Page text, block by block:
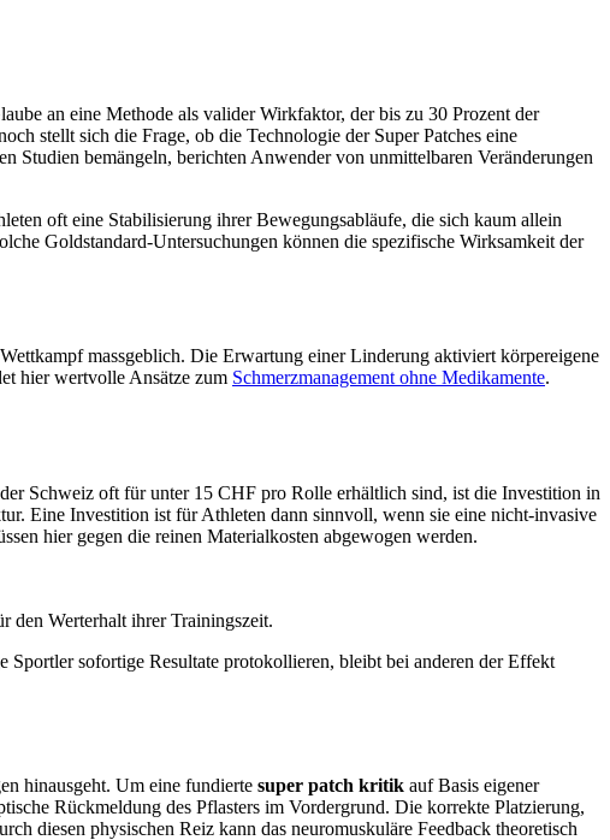
an eine Methode als valider Wirkfaktor, der bis zu 30 Prozent der
stellt sich die Frage, ob die Technologie der Super Patches eine
Studien bemängeln, berichten Anwender von unmittelbaren Veränderungen
oft eine Stabilisierung ihrer Bewegungsabläufe, die sich kaum allein
Goldstandard-Untersuchungen können die spezifische Wirksamkeit der
massgeblich. Die Erwartung einer Linderung aktiviert körpereigene
hier wertvolle Ansätze zum Schmerzmanagement ohne Medikamente.
Schweiz oft für unter 15 CHF pro Rolle erhältlich sind, ist die Investition in
Eine Investition ist für Athleten dann sinnvoll, wenn sie eine nicht-invasive
hier gegen die reinen Materialkosten abgewogen werden.
den Werterhalt ihrer Trainingszeit.
sofortige Resultate protokollieren, bleibt bei anderen der Effekt
hinausgeht. Um eine fundierte super patch kritik auf Basis eigener
Rückmeldung des Pflasters im Vordergrund. Die korrekte Platzierung,
diesen physischen Reiz kann das neuromuskuläre Feedback theoretisch